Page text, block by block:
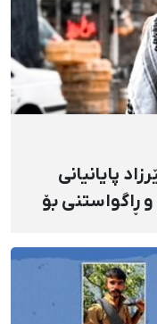
پایانیانی
ڕاگواستنی بۆ